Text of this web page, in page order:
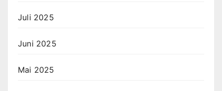
Juli 2025
Juni 2025
Mai 2025